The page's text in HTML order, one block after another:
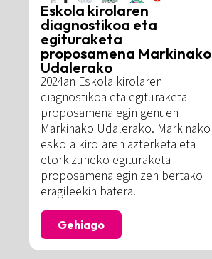
Eskola kirolaren
diagnostikoa eta
egituraketa
proposamena Markinako
Udalerako
2024an Eskola kirolaren
diagnostikoa eta egituraketa
proposamena egin genuen
Markinako Udalerako. Markinako
eskola kirolaren azterketa eta
etorkizuneko egituraketa
proposamena egin zen bertako
eragileekin batera.
Gehiago